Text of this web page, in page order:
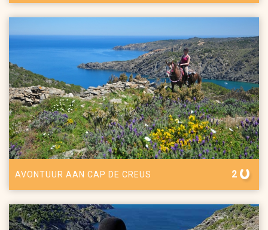
AVONTUUR AAN CAP DE CREUS 2